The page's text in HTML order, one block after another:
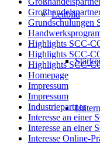
Leitbild
Grundschulungen
Highlights SCC-
Highlights SCC-
Highlights SCC-
Homepage
Impressum
Impressum
Industriepartner
Interesse an einer
Interesse an einer
Interesse Online-